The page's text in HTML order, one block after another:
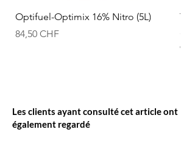
Optifuel-Optimix 16% Nitro (5L)
Prix
84,50 CHF
Prix
Les clients ayant consulté cet article ont
également regardé